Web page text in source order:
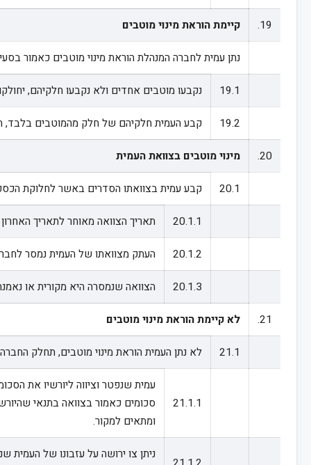
19. קיימת הוראת מינוי מוטבים
נתן עמית לחברה המנהלת הוראת מינוי מוטבים כאמור בסעיף 18.3, תבצע החברה את הוראת המוטבים בהתאם
19.1 נקבעו מוטבים אחדים ולא נקבעו חלקיהם,
19.2 קבע העמית חלקיהם של חלק מהמוטבים בלבד,
20. מינוי מוטבים בצוואת העמית
20.1 קבע עמית בצוואתו הסדרים באשר לחלוקת
20.1.1 תאריך הצוואה מאוחר לתאריך
20.1.2 העתק מצוואתו של העמית נמסר
20.1.3 הצוואה שנמסרה היא מקורית או
21. לא קיימת הוראת מינוי מוטבים
21.1 לא נתן העמית הוראת מינוי מוטבים, תחלק
21.1.1
עמית שנפטר וציווה ליורשיו את
סכומים כאמור בצוואה בתנאי
ומתאים למקור.
ניתן צו ירושה על עזבונו של